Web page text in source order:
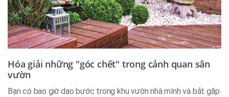
Hóa giải những "góc chết" trong cảnh quan sân
vườn
Bạn có bao giờ dạo bước trong khu vườn nhà mình và bắt gặp